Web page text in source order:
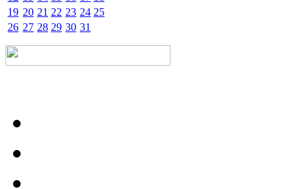
19 20 21 22 23 24 25
26 27 28 29 30 31